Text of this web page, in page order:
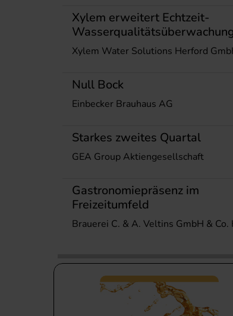
Xylem erweitert Echtzeit-
Wasserqualitätsüberwachung
Xylem Water Solutions Herford
Null Bock
Einbecker Brauhaus AG
Starkes zweites Quartal
GEA Group Aktiengesellschaft
Gastronomiepräsenz im
Freizeitumfeld
Brauerei C. & A. Veltins GmbH & Co.